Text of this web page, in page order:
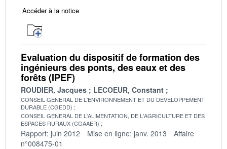
Accéder à la notice
Evaluation du dispositif de formation des
ingénieurs des ponts, des eaux et des
forêts (IPEF)
ROUDIER, Jacques LECOEUR, Constant
CONSEIL GENERAL DE L'ENVIRONNEMENT ET DU DEVELOPPEMENT
DURABLE (CGEDD)
CONSEIL GENERAL DE L'ALIMENTATION, DE L'AGRICULTURE ET DES
ESPACES RURAUX (CGAAER)
Rapport: juin 2012 Mise en ligne: janv. 2013
Affaire
n°008475-01